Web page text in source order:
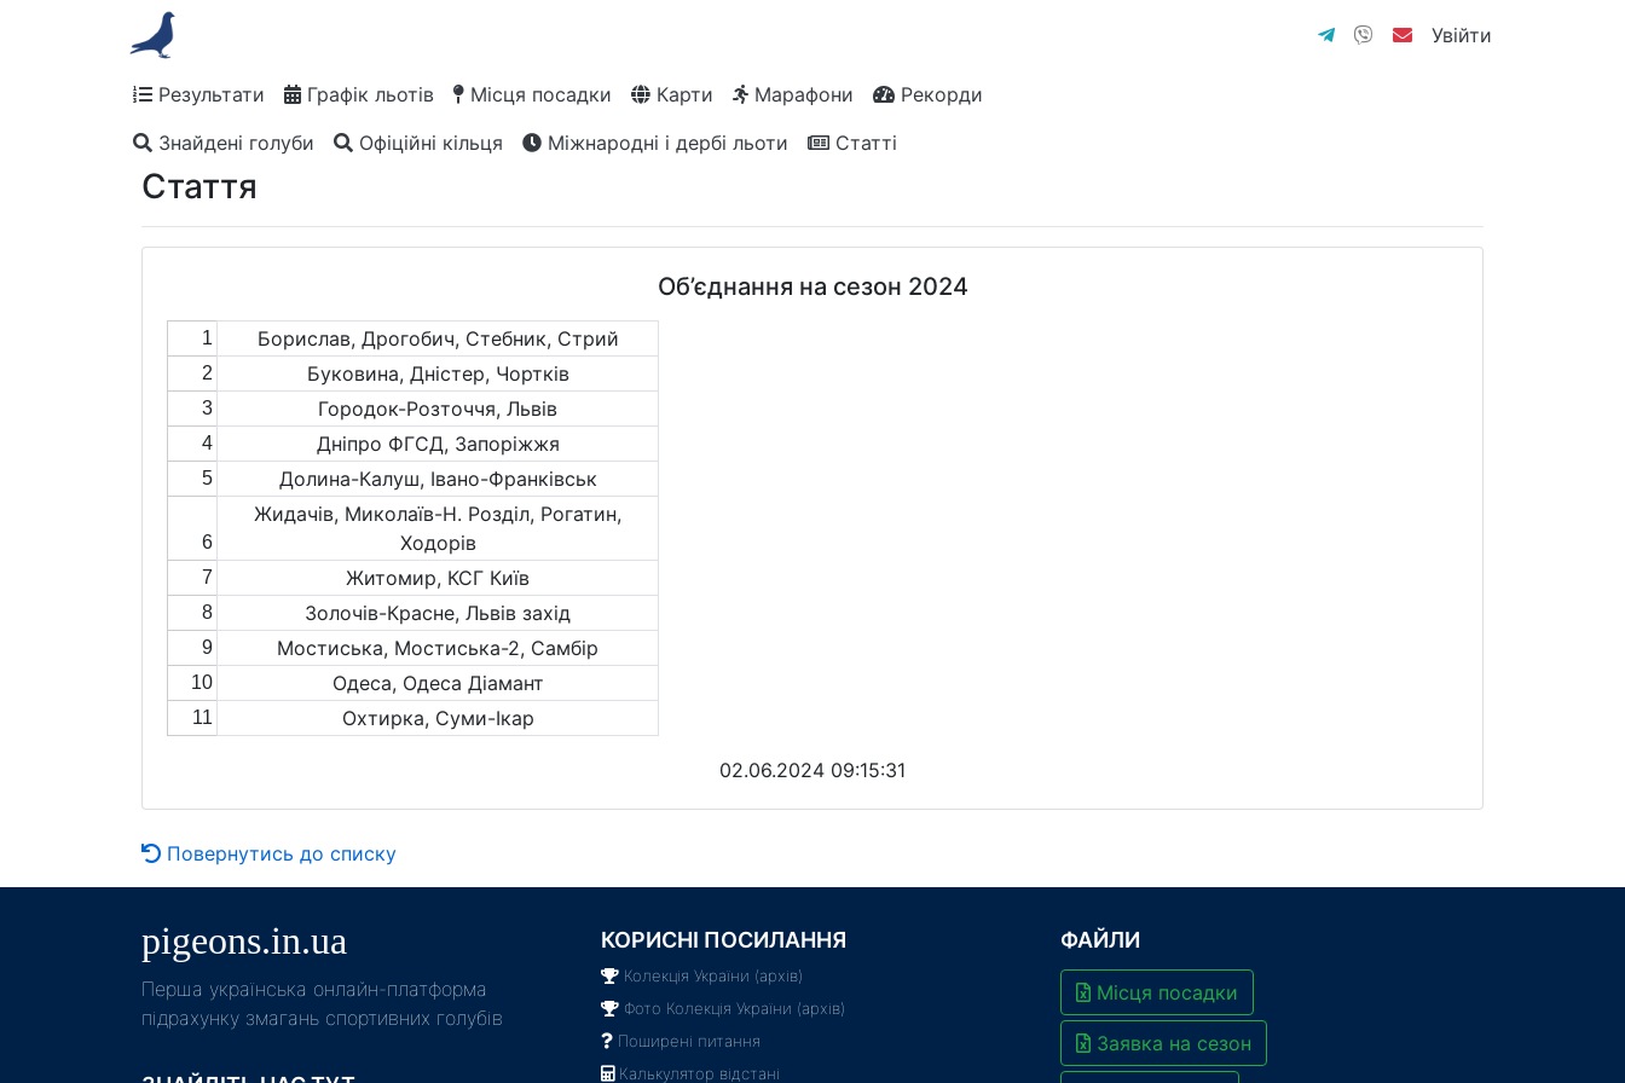
Увійти
Результати Графік льотів Місця посадки Карти Марафони
Рекорди
Знайдені голуби
Офіційні кільця Міжнародні і дербі льоти Статті
Стаття
Об’єднання на сезон 2024
1 Борислав, Дрогобич, Стебник, Стрий
2 Буковина, Дністер, Чортків
3 Городок-Розточчя, Львів
4 Дніпро ФГСД, Запоріжжя
5 Долина-Калуш, Івано-Франківськ
6
Жидачів, Миколаїв-Н. Розділ, Рогатин,
Ходорів
7 Житомир, КСГ Київ
8 Золочів-Красне, Львів захід
9 Мостиська, Мостиська-2, Самбір
10 Одеса, Одеса Діамант
11 Охтирка, Суми-Ікар
02.06.2024 09:15:31
Повернутись до списку
pigeons.in.ua
Пeрша українська онлайн-платформа
підрахунку змагань спортивних голубів
КОРИСНІ ПОСИЛАННЯ
Колекція України (архів)
Фото Колекція України (архів)
Поширені питання
Калькулятор відстані
ФАЙЛИ
Місця посадки
Заявка на сезон